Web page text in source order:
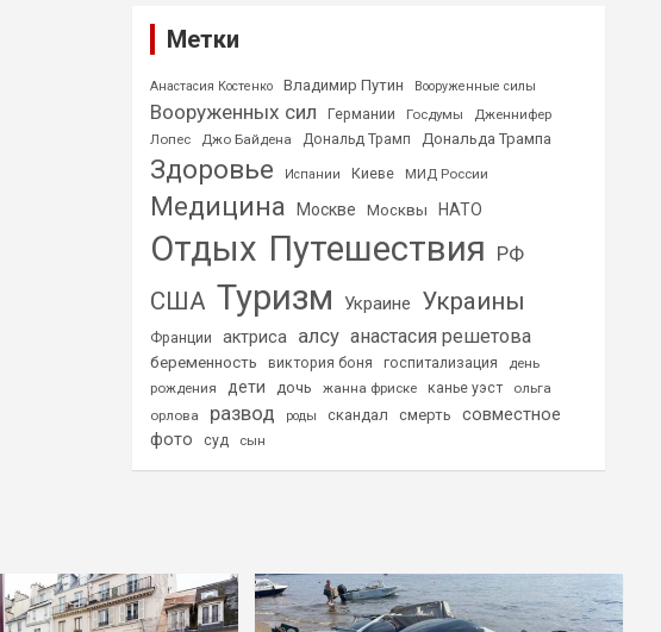
Метки
Анастасия Костенко Владимир Путин Вооруженные силы
Вооруженных сил Германии Госдумы
Дженнифер
Лопес
Джо Байдена Дональд Трамп Дональда Трампа
Здоровье Испании Киеве МИД России
Медицина Москве Москвы НАТО
Отдых Путешествия РФ
США Туризм Украине Украины
Франции актриса алсу анастасия решетова
беременность виктория боня госпитализация
день
рождения
дети дочь жанна фриске канье уэст
ольга
орлова
развод роды скандал смерть
совместное
фото
суд сын